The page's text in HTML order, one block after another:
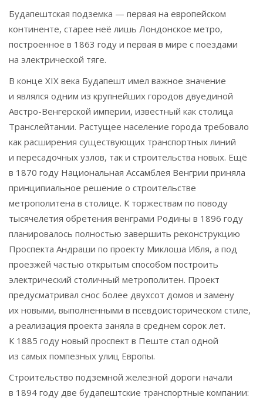
Будапештская подземка — первая на европейском
континенте, старее неё лишь Лондонское метро,
построенное в 1863 году и первая в мире с поездами
на электрической тяге.
В конце XIX века Будапешт имел важное значение
и являлся одним из крупнейших городов двуединой
Австро-Венгерской империи, известный как столица
Транслейтании. Растущее население города требовало
как расширения существующих транспортных линий
и пересадочных узлов, так и строительства новых. Ещё
в 1870 году Национальная Ассамблея Венгрии приняла
принципиальное решение о строительстве
метрополитена в столице. К торжествам по поводу
тысячелетия обретения венграми Родины в 1896 году
планировалось полностью завершить реконструкцию
Проспекта Андраши по проекту Миклоша Ибля, а под
проезжей частью открытым способом построить
электрический столичный метрополитен. Проект
предусматривал снос более двухсот домов и замену
их новыми, выполненными в псевдоисторическом стиле,
а реализация проекта заняла в среднем сорок лет.
К 1885 году новый проспект в Пеште стал одной
из самых помпезных улиц Европы.
Строительство подземной железной дороги начали
в 1894 году две будапештские транспортные компании: